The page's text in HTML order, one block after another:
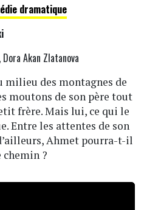
dramatique
Akan Zlatanova
milieu des montagnes de
moutons de son père tout
frère. Mais lui, ce qui le
Entre les attentes de son
Ahmet pourra-t-il
?